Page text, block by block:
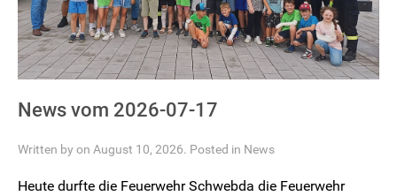
News vom 2026-07-17
Written by on August 10, 2026. Posted in News
Heute durfte die Feuerwehr Schwebda die Feuerwehr